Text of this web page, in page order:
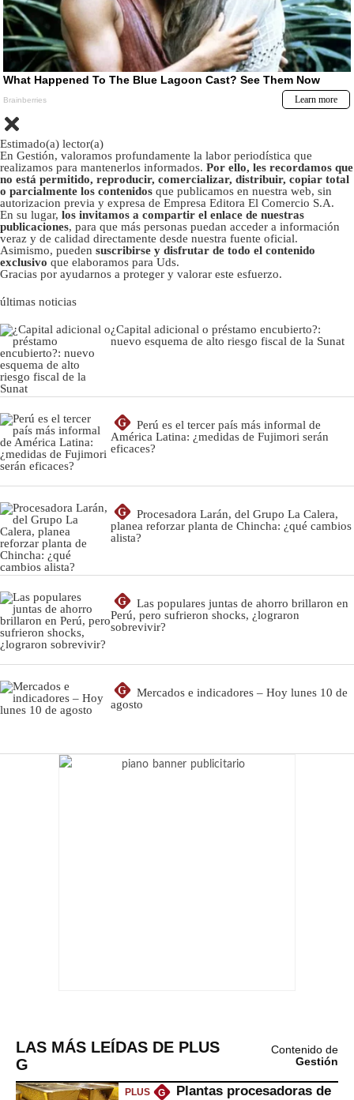
Estimado(a) lector(a)
En Gestión, valoramos profundamente la labor periodística que
realizamos para mantenerlos informados. Por ello, les recordamos que
no está permitido, reproducir, comercializar, distribuir, copiar total
o parcialmente los contenidos que publicamos en nuestra web, sin
autorizacion previa y expresa de Empresa Editora El Comercio S.A.
En su lugar, los invitamos a compartir el enlace de nuestras
publicaciones, para que más personas puedan acceder a información
veraz y de calidad directamente desde nuestra fuente oficial.
Asimismo, pueden suscribirse y disfrutar de todo el contenido
exclusivo que elaboramos para Uds.
Gracias por ayudarnos a proteger y valorar este esfuerzo.
últimas noticias
¿Capital adicional o préstamo encubierto?:
nuevo esquema de alto riesgo fiscal de la Sunat
G
Perú es el tercer país más informal de
América Latina: ¿medidas de Fujimori serán
eficaces?
G
Procesadora Larán, del Grupo La Calera,
planea reforzar planta de Chincha: ¿qué cambios
alista?
G
Las populares juntas de ahorro brillaron en
Perú, pero sufrieron shocks, ¿lograron
sobrevivir?
G
Mercados e indicadores – Hoy lunes 10 de
agosto
LAS MÁS LEÍDAS DE PLUS
G
Contenido de
Gestión
PLUS G
Plantas procesadoras de